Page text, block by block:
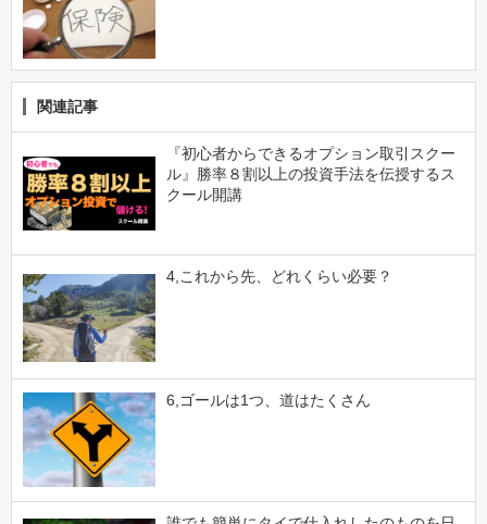
関連記事
『初心者からできるオプション取引スクー
ル』勝率８割以上の投資手法を伝授するス
クール開講
4,これから先、どれくらい必要？
6,ゴールは1つ、道はたくさん